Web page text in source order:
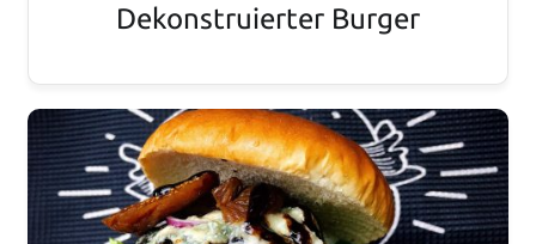
Dekonstruierter Burger